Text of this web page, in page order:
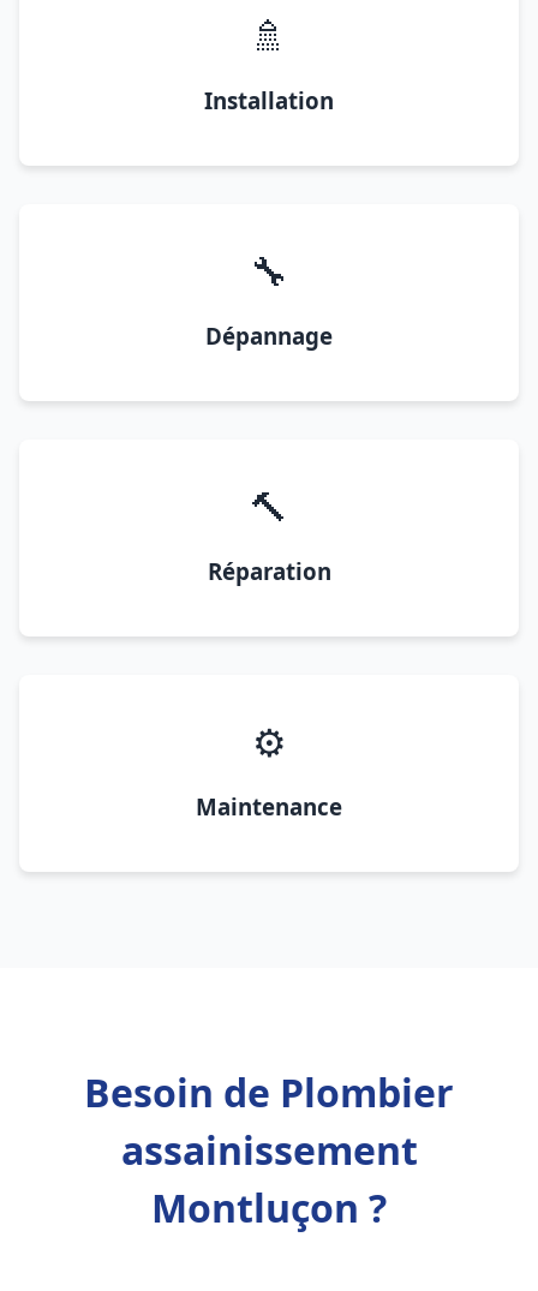
🚿
Installation
🔧
Dépannage
🔨
Réparation
⚙️
Maintenance
Besoin de Plombier
assainissement
Montluçon ?